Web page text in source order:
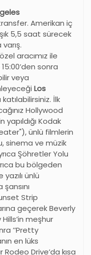
Amerikan iç
5,5 saat sürecek
varış.
aracımız ile
sonra
veya
Los
katılabilirsiniz. İlk
Hollywood
yapıldığı Kodak
ünlü filmlerin
sinema ve müzik
Şöhretler Yolu
bu bölgeden
ünlü
Strip
geçerek Beverly
’in meşhur
’’Pretty
en lüks
Rodeo Drive’da kısa